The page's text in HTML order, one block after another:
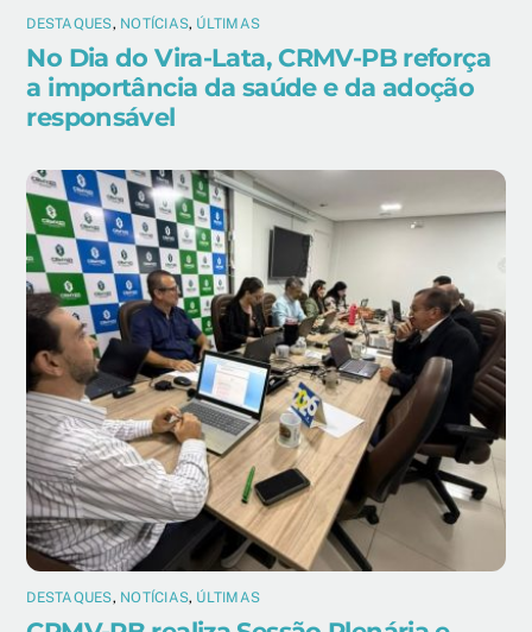
DESTAQUES, NOTÍCIAS, ÚLTIMAS
No Dia do Vira-Lata, CRMV-PB reforça
a importância da saúde e da adoção
responsável
DESTAQUES, NOTÍCIAS, ÚLTIMAS